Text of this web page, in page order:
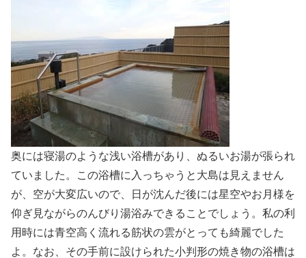
奥には寝湯のような浅い浴槽があり、ぬるいお湯が張られ
ていました。この浴槽に入っちゃうと大島は見えません
が、空が大変広いので、日が沈んだ後には星空やお月様を
仰ぎ見ながらのんびり湯浴みできることでしょう。私の利
用時には青空高く流れる筋状の雲がとっても綺麗でした
よ。なお、その手前に設けられた小判形の焼き物の浴槽は